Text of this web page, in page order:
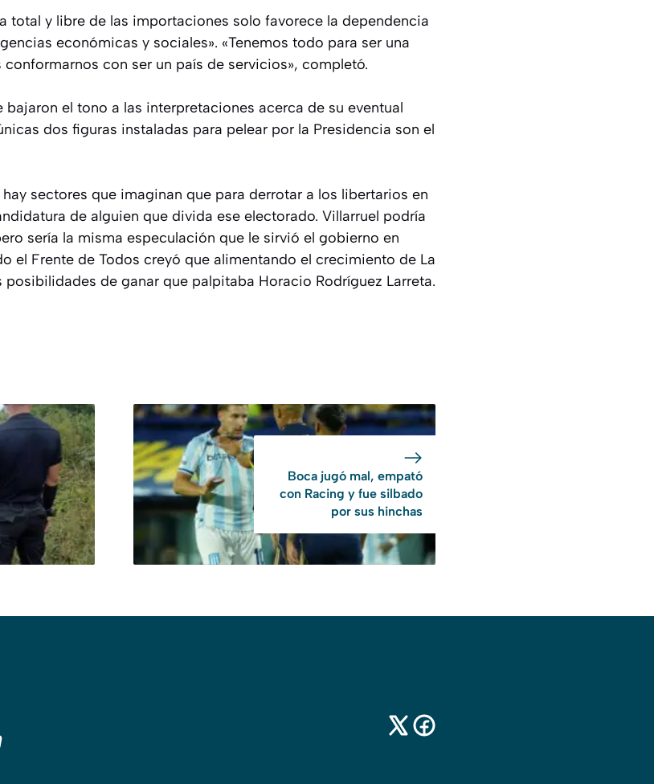
total y libre de las importaciones solo favorece la dependencia
económicas y sociales». «Tenemos todo para ser una
con ser un país de servicios», completó.
bajaron el tono a las interpretaciones acerca de su eventual
dos figuras instaladas para pelear por la Presidencia son el
sectores que imaginan que para derrotar a los libertarios en
de alguien que divida ese electorado. Villarruel podría
sería la misma especulación que le sirvió el gobierno en
el Frente de Todos creyó que alimentando el crecimiento de La
posibilidades de ganar que palpitaba Horacio Rodríguez Larreta.
Boca jugó mal, empató
con Racing y fue silbado
por sus hinchas